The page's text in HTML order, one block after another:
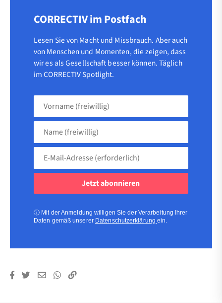
CORRECTIV im Postfach
Lesen Sie von Macht und Missbrauch. Aber auch
von Menschen und Momenten, die zeigen, dass
wir es als Gesellschaft besser können. Täglich
im CORRECTIV Spotlight.
Vorname
Name
(freiwillig)
Adresse
ⓘ Mit der Anmeldung willigen Sie der Verarbeitung Ihrer
Daten gemäß unserer Datenschutzerklärungein.